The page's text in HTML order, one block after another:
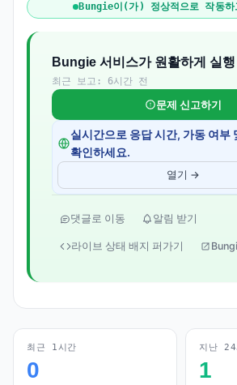
Bungie이(가) 정상적으로 작동하
Bungie 서비스가 원활하게 실
최근 보고: 6시간 전
문제 신고하기
실시간으로 응답 시간, 가동 여부
확인하세요.
열기 →
댓글로 이동 알림 받기
라이브 상태 배지 퍼가기
최근 1시간
0
지난 24
1